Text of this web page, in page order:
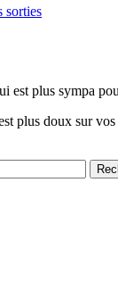
sorties
est plus sympa
plus doux sur